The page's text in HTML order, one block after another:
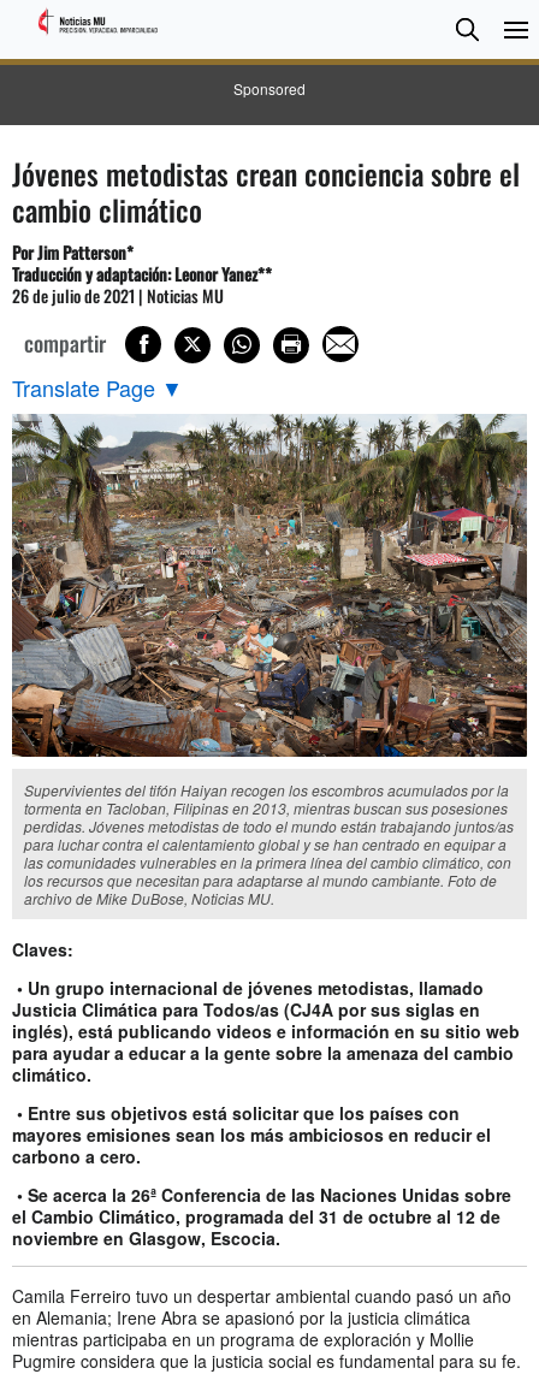
Sponsored
Search
Jóvenes metodistas crean conciencia sobre el
cambio climático
Por Jim Patterson*
Traducción y adaptación: Leonor Yanez**
26 de julio de 2021 | Noticias MU
compartir
Translate Page ▼
Supervivientes del tifón Haiyan recogen los escombros acumulados por la
tormenta en Tacloban, Filipinas en 2013, mientras buscan sus posesiones
perdidas. Jóvenes metodistas de todo el mundo están trabajando juntos/as
para luchar contra el calentamiento global y se han centrado en equipar a
las comunidades vulnerables en la primera línea del cambio climático, con
los recursos que necesitan para adaptarse al mundo cambiante. Foto de
archivo de Mike DuBose, Noticias MU.
Claves:
• Un grupo internacional de jóvenes metodistas, llamado
Justicia Climática para Todos/as (CJ4A por sus siglas en
inglés), está publicando videos e información en su sitio web
para ayudar a educar a la gente sobre la amenaza del cambio
climático.
• Entre sus objetivos está solicitar que los países con
mayores emisiones sean los más ambiciosos en reducir el
carbono a cero.
• Se acerca la 26ª Conferencia de las Naciones Unidas sobre
el Cambio Climático, programada del 31 de octubre al 12 de
noviembre en Glasgow, Escocia.
Camila Ferreiro tuvo un despertar ambiental cuando pasó un año
en Alemania; Irene Abra se apasionó por la justicia climática
mientras participaba en un programa de exploración y Mollie
Pugmire considera que la justicia social es fundamental para su fe.